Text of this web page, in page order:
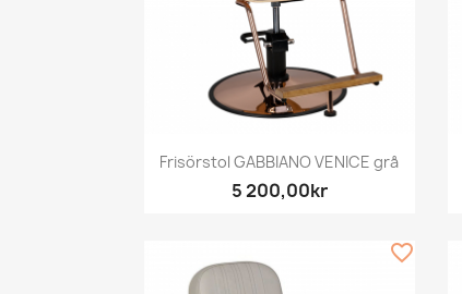
Snabbvy
Frisörstol GABBIANO VENICE grå
5 200,00kr
favorite_border